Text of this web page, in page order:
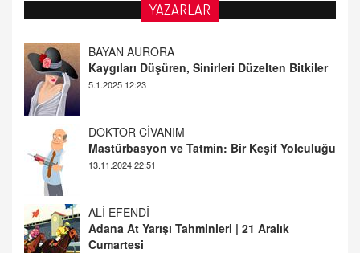
YAZARLAR
BAYAN AURORA
Kaygıları Düşüren, Sinirleri Düzelten Bitkiler
5.1.2025 12:23
DOKTOR CİVANIM
Mastürbasyon ve Tatmin: Bir Keşif Yolculuğu
13.11.2024 22:51
ALİ EFENDİ
Adana At Yarışı Tahminleri | 21 Aralık
Cumartesi